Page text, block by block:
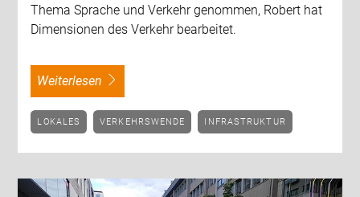
Thema Sprache und Verkehr genommen, Robert hat
Dimensionen des Verkehr bearbeitet.
weiterlesen
LOKALES VERKEHRSWENDE INFRASTRUKTUR